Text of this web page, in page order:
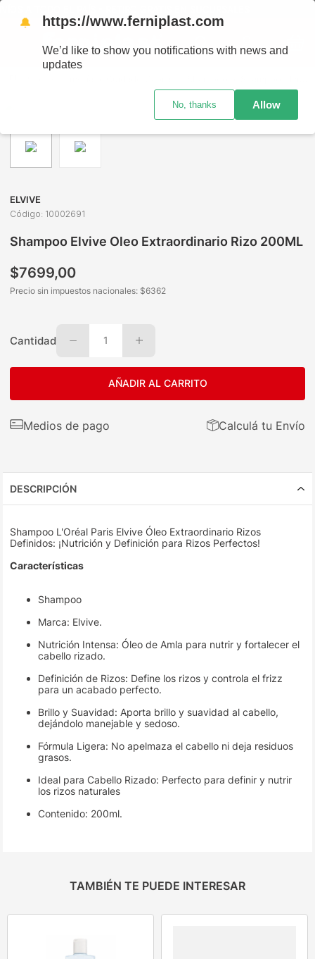
ELVIVE
Código: 10002691
Shampoo Elvive Oleo Extraordinario Rizo 200ML
$7699,00
Precio sin impuestos nacionales: $6362
Cantidad 1
AÑADIR AL CARRITO
Medios de pago Calculá tu Envío
DESCRIPCIÓN
Shampoo L'Oréal Paris Elvive Óleo Extraordinario Rizos
Definidos: ¡Nutrición y Definición para Rizos Perfectos!
Características
Shampoo
Marca: Elvive.
Nutrición Intensa: Óleo de Amla para nutrir y fortalecer el
cabello rizado.
Definición de Rizos: Define los rizos y controla el frizz
para un acabado perfecto.
Brillo y Suavidad: Aporta brillo y suavidad al cabello,
dejándolo manejable y sedoso.
Fórmula Ligera: No apelmaza el cabello ni deja residuos
grasos.
Ideal para Cabello Rizado: Perfecto para definir y nutrir
los rizos naturales
Contenido: 200ml.
TAMBIÉN TE PUEDE INTERESAR
🔔 https://www.ferniplast.com
We’d like to show you notifications with news and
updates
No, thanks Allow